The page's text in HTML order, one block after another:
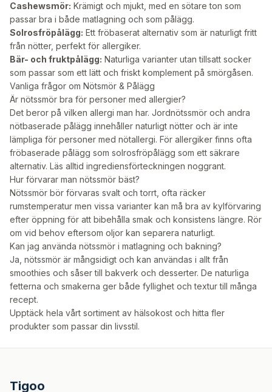
Cashewsmör: Krämigt och mjukt, med en sötare ton som
passar bra i både matlagning och som pålägg.
Solrosfröpålägg: Ett fröbaserat alternativ som är naturligt fritt
från nötter, perfekt för allergiker.
Bär- och fruktpålägg: Naturliga varianter utan tillsatt socker
som passar som ett lätt och friskt komplement på smörgåsen.
Vanliga frågor om Nötsmör & Pålägg
Är nötssmör bra för personer med allergier?
Det beror på vilken allergi man har. Jordnötssmör och andra
nötbaserade pålägg innehåller naturligt nötter och är inte
lämpliga för personer med nötallergi. För allergiker finns ofta
fröbaserade pålägg som solrosfröpålägg som ett säkrare
alternativ. Läs alltid ingrediensförteckningen noggrant.
Hur förvarar man nötssmör bäst?
Nötssmör bör förvaras svalt och torrt, ofta räcker
rumstemperatur men vissa varianter kan må bra av kylförvaring
efter öppning för att bibehålla smak och konsistens längre. Rör
om vid behov eftersom oljor kan separera naturligt.
Kan jag använda nötssmör i matlagning och bakning?
Ja, nötssmör är mångsidigt och kan användas i allt från
smoothies och såser till bakverk och desserter. De naturliga
fetterna och smakerna ger både fyllighet och textur till många
recept.
Upptäck hela vårt sortiment av hälsokost och hitta fler
produkter som passar din livsstil.
Tigoo